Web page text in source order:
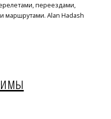
переездами,
маршрутами. Alan Hadash